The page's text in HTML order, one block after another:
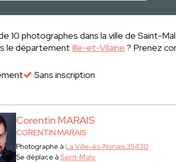
10 photographes dans la ville de Saint-
le département Ille-et-Vilaine ? Prenez
Sans inscription
Corentin MARAIS
CORENTIN MARAIS
Photographe à La Ville-és-Nonais 35430
Se déplace àSaint-Malo